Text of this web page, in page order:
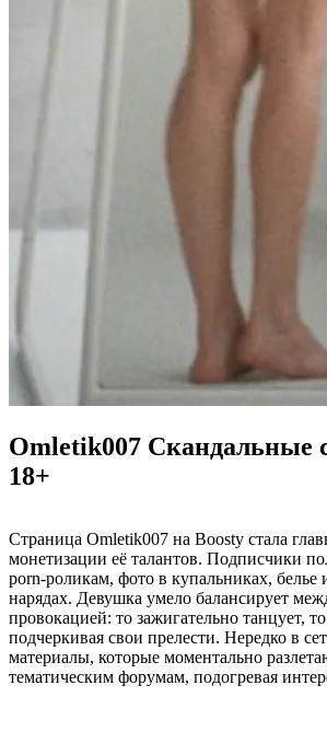
Omletik007 Скандальные
18+
Страница Omletik007 на Boosty стала
монетизации её талантов. Подписчики
porn-роликам, фото в купальниках, белье
нарядах. Девушка умело балансирует
провокацией: то зажигательно танцует,
подчеркивая свои прелести. Нередко в
материалы, которые моментально
тематическим форумам, подогревая